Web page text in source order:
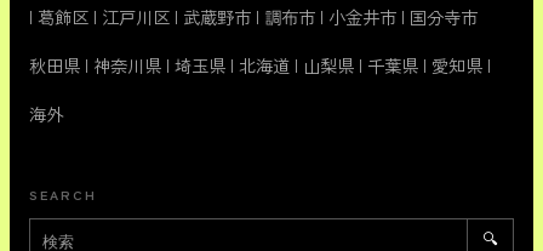
| 葛飾区 | 江戸川区 | 武蔵野市 | 調布市 | 小金井市 | 国分寺市
秋田県 | 神奈川県 | 埼玉県 | 北海道 | 山梨県 | 千葉県 | 愛知県 |
海外
SEARCH
🔍